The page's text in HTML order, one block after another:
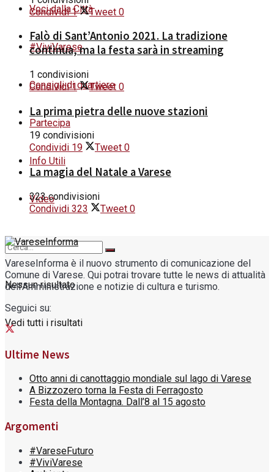
Voci dalla Città
#ViviVarese
Consigli di quartiere
Partecipa
Info Utili
Video
Nessun risultato
Vedi tutti i risultati
Condividi 1 Tweet 0
Falò di Sant’Antonio 2021. La tradizione
continua, ma la festa sarà in streaming
1 condivisioni
Condividi 1 Tweet 0
La prima pietra delle nuove stazioni
19 condivisioni
Condividi 19 Tweet 0
La magia del Natale a Varese
323 condivisioni
Condividi 323 Tweet 0
VareseInforma è il nuovo strumento di comunicazione del
Comune di Varese. Qui potrai trovare tutte le news di attualità
dell'Amministrazione e notizie di cultura e turismo.
Seguici su:
Ultime News
Otto anni di canottaggio mondiale sul lago di Varese
A Bizzozero torna la Festa di Ferragosto
Festa della Montagna. Dall’8 al 15 agosto
Argomenti
#VareseFuturo
#ViviVarese